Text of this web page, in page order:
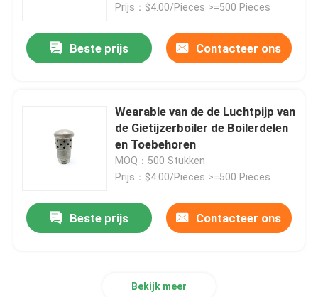
Prijs：$4.00/Pieces >=500 Pieces
Beste prijs Contacteer ons
Wearable van de de Luchtpijp van
de Gietijzerboiler de Boilerdelen
en Toebehoren
MOQ：500 Stukken
Prijs：$4.00/Pieces >=500 Pieces
Beste prijs Contacteer ons
Bekijk meer